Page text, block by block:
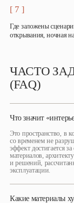
[ 7 ]
Где заложены
открывания, ночная
ЧАСТО
(FAQ)
Что значит
Это пространство, в
со временем не
эффект достигается
материалов,
и решений,
эксплуатации.
Какие материалы